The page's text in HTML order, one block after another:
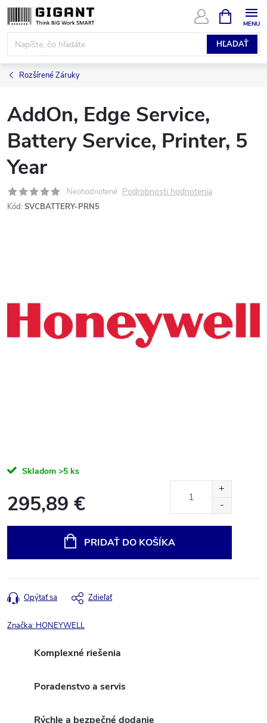
Prejsť
na
obsah
HĽADAŤ
KOŠÍK
Rozšírené Záruky
AddOn, Edge Service,
Battery Service, Printer, 5
Year
Neohodnotené Podrobnosti hodnotenia
Kód: SVCBATTERY-PRN5
Skladom >5 ks
295,89 €
PRIDAŤ DO KOŠÍKA
Opýtať sa Zdieľať
Značka: HONEYWELL
Komplexné riešenia
Poradenstvo a servis
Rýchle a bezpečné dodanie